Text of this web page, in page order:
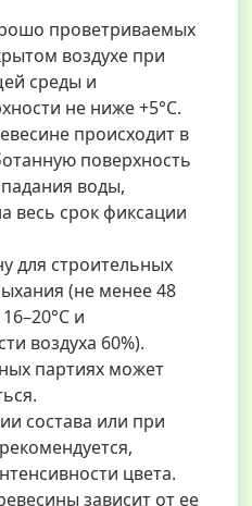
проветриваемых
воздухе при
среды и
не ниже +5°С.
происходит в
поверхность
воды,
весь срок фиксации
для строительных
(не менее 48
и
воздуха 60%).
партиях может
состава или при
цвета.
зависит от ее